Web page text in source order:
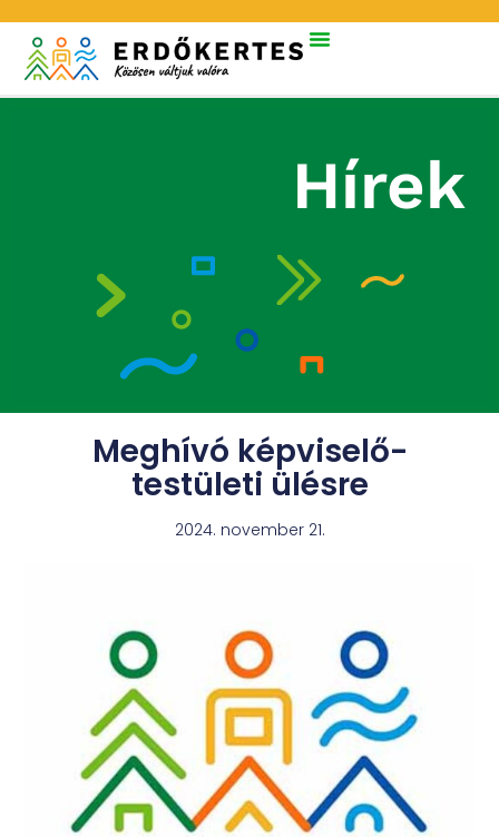
Hírek
Meghívó képviselő-
testületi ülésre
2024. november 21.